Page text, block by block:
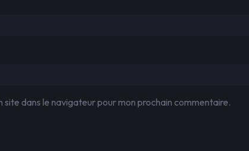
dans le navigateur pour mon prochain commentaire.